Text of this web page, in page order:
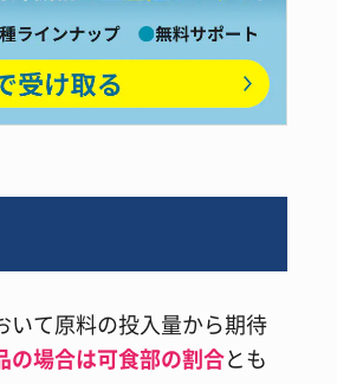
いて原料の投入量から期待
の場合は可食部の割合とも